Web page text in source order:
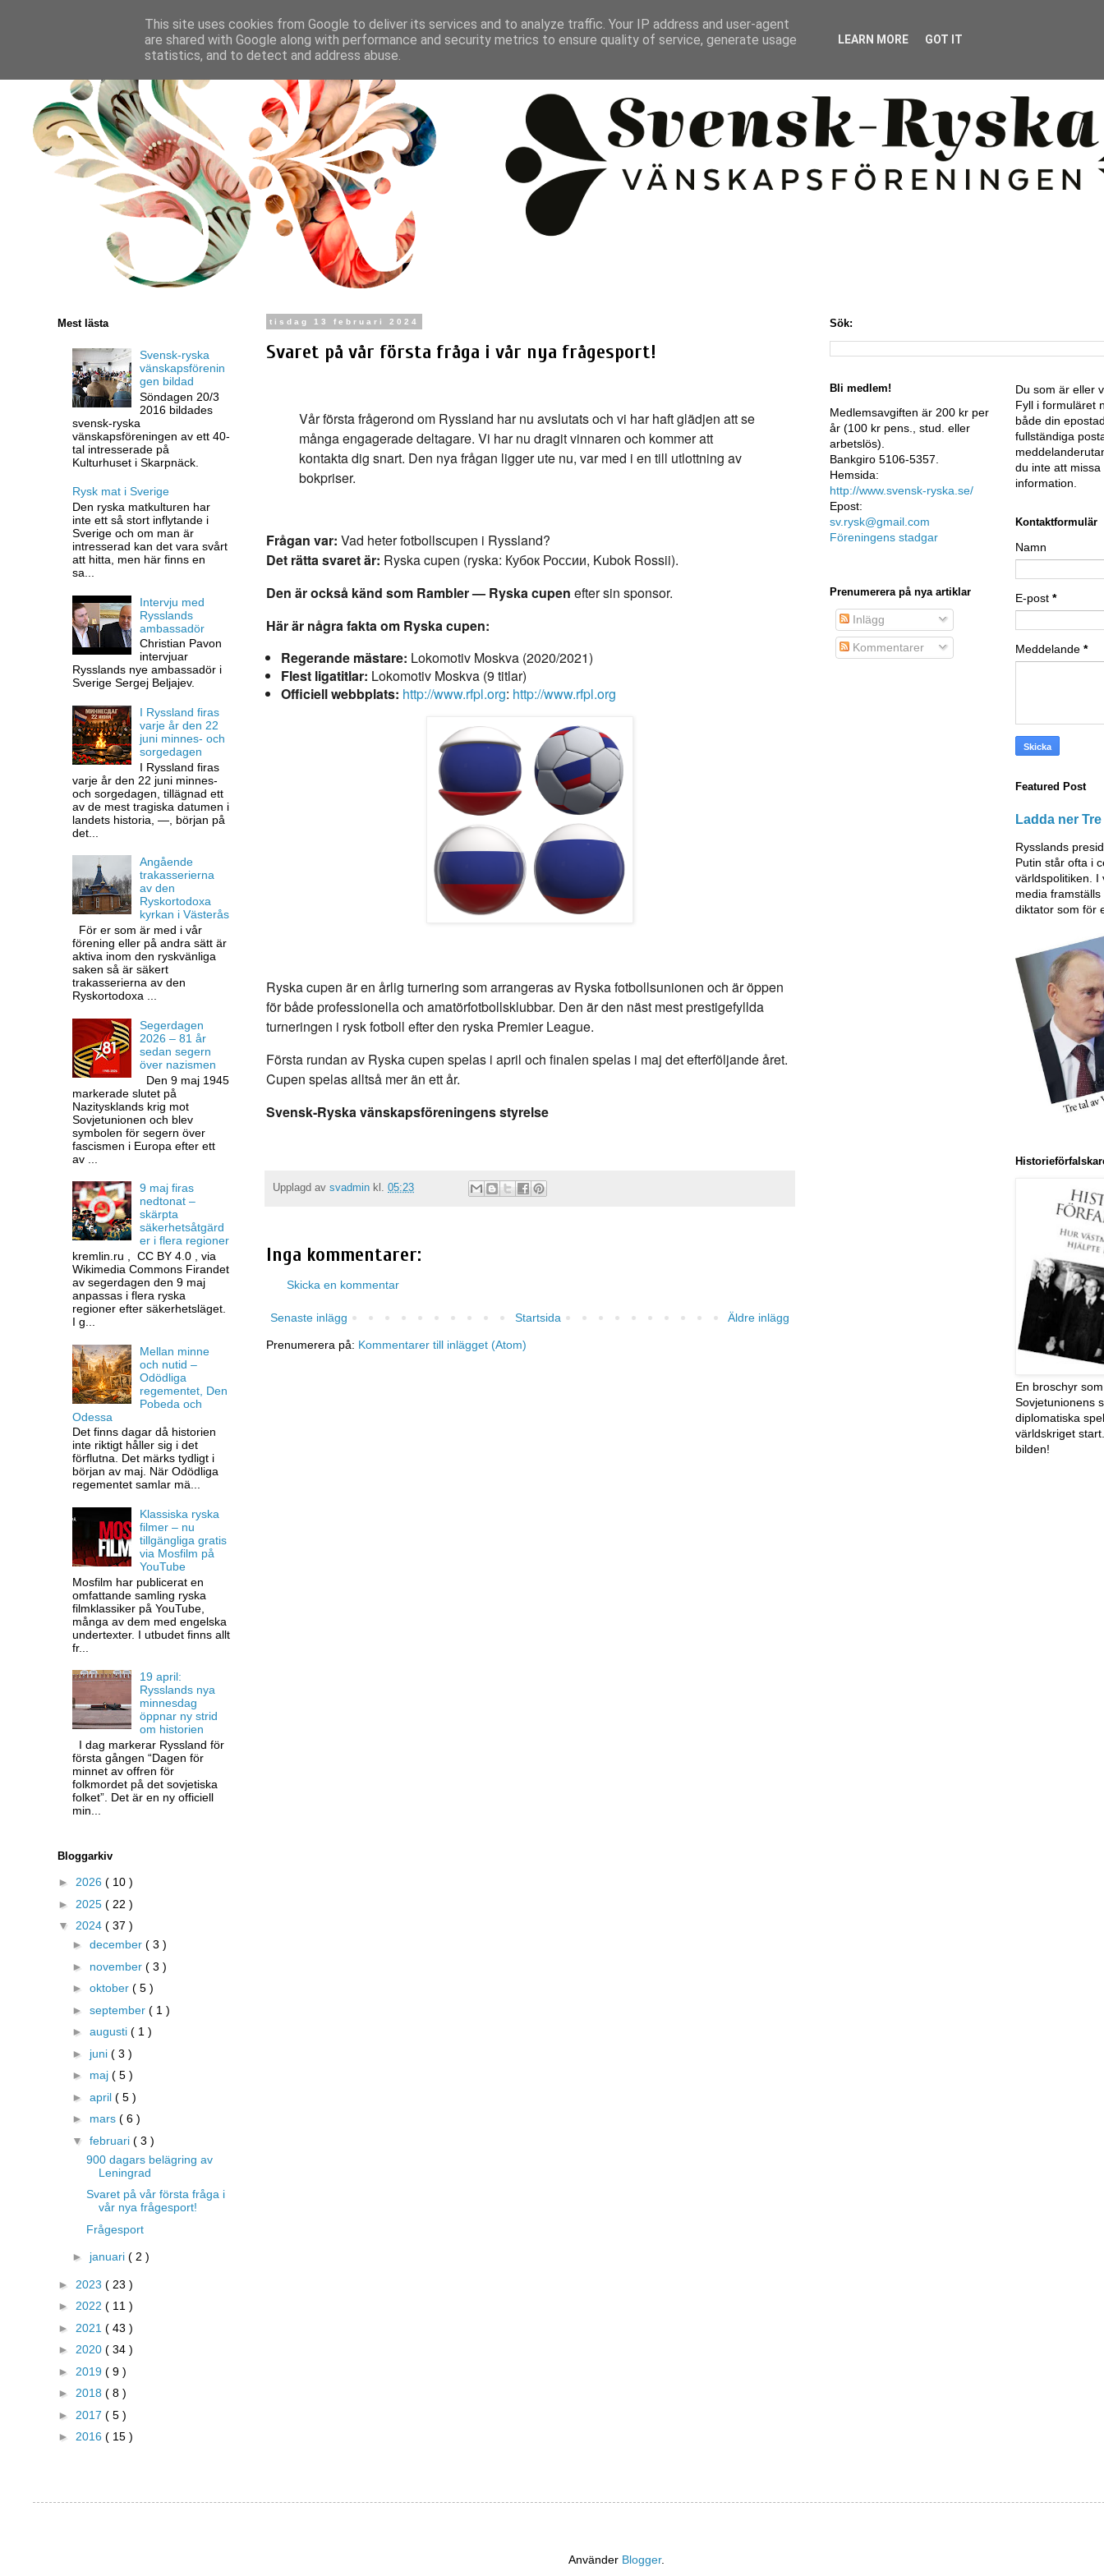
tisdag 13 februari 2024
Svaret på vår första fråga i vår nya frågesport!
Vår första frågerond om Ryssland har nu avslutats och vi har haft glädjen att se
många engagerade deltagare. Vi har nu dragit vinnaren och kommer att
kontakta dig snart. Den nya frågan ligger ute nu, var med i en till utlottning av
bokpriser.
Frågan var: Vad heter fotbollscupen i Ryssland?
Det rätta svaret är: Ryska cupen (ryska: Кубок России, Kubok Rossii).
Den är också känd som Rambler — Ryska cupen efter sin sponsor.
Här är några fakta om Ryska cupen:
Regerande mästare: Lokomotiv Moskva (2020/2021)
Flest ligatitlar: Lokomotiv Moskva (9 titlar)
Officiell webbplats: http://www.rfpl.org: http://www.rfpl.org
Ryska cupen är en årlig turnering som arrangeras av Ryska fotbollsunionen och är öppen
för både professionella och amatörfotbollsklubbar. Den är den näst mest prestigefyllda
turneringen i rysk fotboll efter den ryska Premier League.
Första rundan av Ryska cupen spelas i april och finalen spelas i maj det efterföljande året.
Cupen spelas alltså mer än ett år.
Svensk-Ryska vänskapsföreningens styrelse
Upplagd av svadmin kl. 05:23
Inga kommentarer:
Skicka en kommentar
Senaste inlägg Äldre inlägg
Startsida
Prenumerera på: Kommentarer till inlägget (Atom)
Mest lästa
Svensk-ryska
vänskapsförenin
gen bildad
Söndagen 20/3
2016 bildades
svensk-ryska
vänskapsföreningen av ett 40-
tal intresserade på
Kulturhuset i Skarpnäck.
Rysk mat i Sverige
Den ryska matkulturen har
inte ett så stort inflytande i
Sverige och om man är
intresserad kan det vara svårt
att hitta, men här finns en
sa...
Intervju med
Rysslands
ambassadör
Christian Pavon
intervjuar
Rysslands nye ambassadör i
Sverige Sergej Beljajev.
I Ryssland firas
varje år den 22
juni minnes- och
sorgedagen
I Ryssland firas
varje år den 22 juni minnes-
och sorgedagen, tillägnad ett
av de mest tragiska datumen i
landets historia, —, början på
det...
Angående
trakasserierna
av den
Ryskortodoxa
kyrkan i Västerås
För er som är med i vår
förening eller på andra sätt är
aktiva inom den ryskvänliga
saken så är säkert
trakasserierna av den
Ryskortodoxa ...
Segerdagen
2026 – 81 år
sedan segern
över nazismen
Den 9 maj 1945
markerade slutet på
Nazitysklands krig mot
Sovjetunionen och blev
symbolen för segern över
fascismen i Europa efter ett
av ...
9 maj firas
nedtonat –
skärpta
säkerhetsåtgärd
er i flera regioner
kremlin.ru , CC BY 4.0 , via
Wikimedia Commons Firandet
av segerdagen den 9 maj
anpassas i flera ryska
regioner efter säkerhetsläget.
I g...
Mellan minne
och nutid –
Odödliga
regementet, Den
Pobeda och
Odessa
Det finns dagar då historien
inte riktigt håller sig i det
förflutna. Det märks tydligt i
början av maj. När Odödliga
regementet samlar mä...
Klassiska ryska
filmer – nu
tillgängliga gratis
via Mosfilm på
YouTube
Mosfilm har publicerat en
omfattande samling ryska
filmklassiker på YouTube,
många av dem med engelska
undertexter. I utbudet finns allt
fr...
19 april:
Rysslands nya
minnesdag
öppnar ny strid
om historien
I dag markerar Ryssland för
första gången “Dagen för
minnet av offren för
folkmordet på det sovjetiska
folket”. Det är en ny officiell
min...
Bloggarkiv
► 2026 ( 10 )
► 2025 ( 22 )
▼ 2024 ( 37 )
► december ( 3 )
► november ( 3 )
► oktober ( 5 )
► september ( 1 )
► augusti ( 1 )
► juni ( 3 )
► maj ( 5 )
► april ( 5 )
► mars ( 6 )
▼ februari ( 3 )
900 dagars belägring av
Leningrad
Svaret på vår första fråga i
vår nya frågesport!
Frågesport
► januari ( 2 )
► 2023 ( 23 )
► 2022 ( 11 )
► 2021 ( 43 )
► 2020 ( 34 )
► 2019 ( 9 )
► 2018 ( 8 )
► 2017 ( 5 )
► 2016 ( 15 )
Sök:
Bli medlem!
Medlemsavgiften är 200 kr per
år (100 kr pens., stud. eller
arbetslös).
Bankgiro 5106-5357.
Hemsida:
http://www.svensk-ryska.se/
Epost:
sv.rysk@gmail.com
Föreningens stadgar
Prenumerera på nya artiklar
Inlägg
Kommentarer
Du som är eller
Fyll i formuläret
både din
fullständiga
du inte att missa
information.
Kontaktformulär
Namn
E-post *
Meddelande *
Featured Post
Ladda ner
Rysslands
Putin står ofta i
världspolitiken. I
media
diktator som för
En broschyr
Sovjetunionens
diplomatiska
världskriget
bilden!
Använder Blogger.
This site uses cookies from Google to deliver its services and to analyze traffic. Your IP address and user-agent
are shared with Google along with performance and security metrics to ensure quality of service, generate usage
statistics, and to detect and address abuse.
LEARN MORE GOT IT